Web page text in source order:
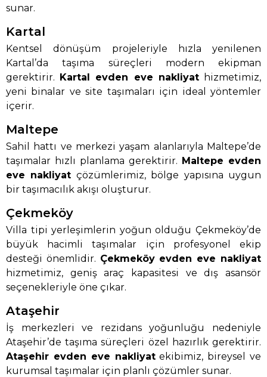
sunar.
Kartal
Kentsel dönüşüm projeleriyle hızla yenilenen
Kartal’da taşıma süreçleri modern ekipman
gerektirir. Kartal evden eve nakliyathizmetimiz,
yeni binalar ve site taşımaları için ideal yöntemler
içerir.
Maltepe
Sahil hattı ve merkezi yaşam alanlarıyla Maltepe’de
taşımalar hızlı planlama gerektirir. Maltepe evden
eve nakliyat çözümlerimiz, bölge yapısına uygun
bir taşımacılık akışı oluşturur.
Çekmeköy
Villa tipi yerleşimlerin yoğun olduğu Çekmeköy’de
büyük hacimli taşımalar için profesyonel ekip
desteği önemlidir. Çekmeköy evden eve nakliyat
hizmetimiz, geniş araç kapasitesi ve dış asansör
seçenekleriyle öne çıkar.
Ataşehir
İş merkezleri ve rezidans yoğunluğu nedeniyle
Ataşehir’de taşıma süreçleri özel hazırlık gerektirir.
Ataşehir evden eve nakliyatekibimiz, bireysel ve
kurumsal taşımalar için planlı çözümler sunar.